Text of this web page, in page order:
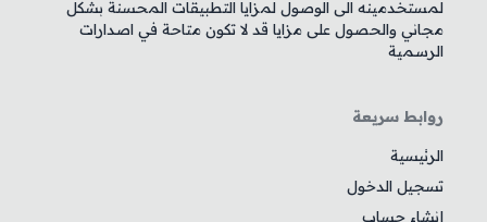
لمستخدمينه الى الوصول لمزايا التطبيقات المحسنة بشكل
مجاني والحصول على مزايا قد لا تكون متاحة في اصدارات
الرسمية
روابط سريعة
الرئيسية
تسجيل الدخول
إنشاء حساب